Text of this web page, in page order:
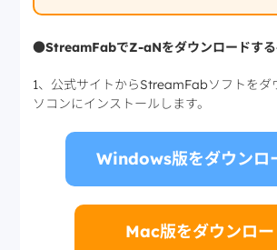
●StreamFabでZ-aNをダウンロードす
1、公式サイトからStreamFabソフトをダ
ソコンにインストールします。
Windows版をダウンロ
Mac版をダウンロー